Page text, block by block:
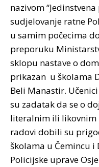
nazivom
sudjelovanje ratne
u samim počecima
preporuku
sklopu nastave o
prikazan u školama
Beli Manastir.
su zadatak da se o
literalnim ili likovnim
radovi dobili su
školama u Čemincu
Policijske uprave